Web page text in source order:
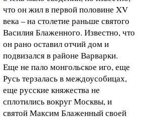
что он жил в первой половине XV
века – на столетие раньше святого
Василия Блаженного. Известно, что
он рано оставил отчий дом и
подвизался в районе Варварки.
Еще не пало монгольское иго, еще
Русь терзалась в междоусобицах,
еще русские княжества не
сплотились вокруг Москвы, и
святой Максим Блаженный своей